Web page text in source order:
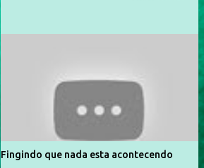
Rocinha. A assessora de Direitos Humanos
da Anistia Internacional, Renata Neder, disse
à Agência Brasil que ações e atividades de
mobilização são feitas normalmente pela
organização não governamental. As ações
de solidariedade são promovidas em apoio
Fingindo que nada esta acontecendo